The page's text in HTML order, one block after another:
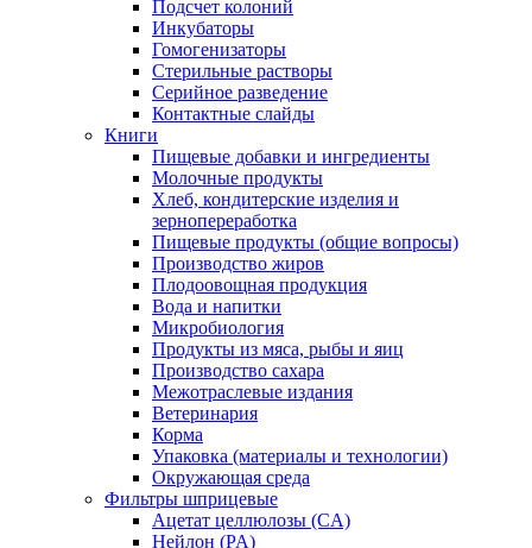
Подсчет колоний
Инкубаторы
Гомогенизаторы
Стерильные растворы
Серийное разведение
Контактные слайды
Книги
Пищевые добавки и ингредиенты
Молочные продукты
Хлеб, кондитерские изделия и
зернопереработка
Пищевые продукты (общие вопросы)
Производство жиров
Плодоовощная продукция
Вода и напитки
Микробиология
Продукты из мяса, рыбы и яиц
Производство сахара
Межотраслевые издания
Ветеринария
Корма
Упаковка (материалы и технологии)
Окружающая среда
Фильтры шприцевые
Ацетат целлюлозы (CA)
Нейлон (PA)